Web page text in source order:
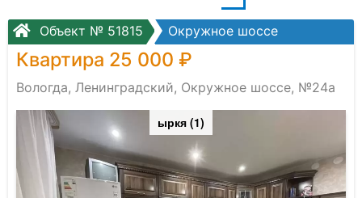
Объект № 51815 Окружное шоссе
Квартира 25 000 ₽
Вологда, Ленинградский, Окружное шоссе, №24а
ыркя (1)